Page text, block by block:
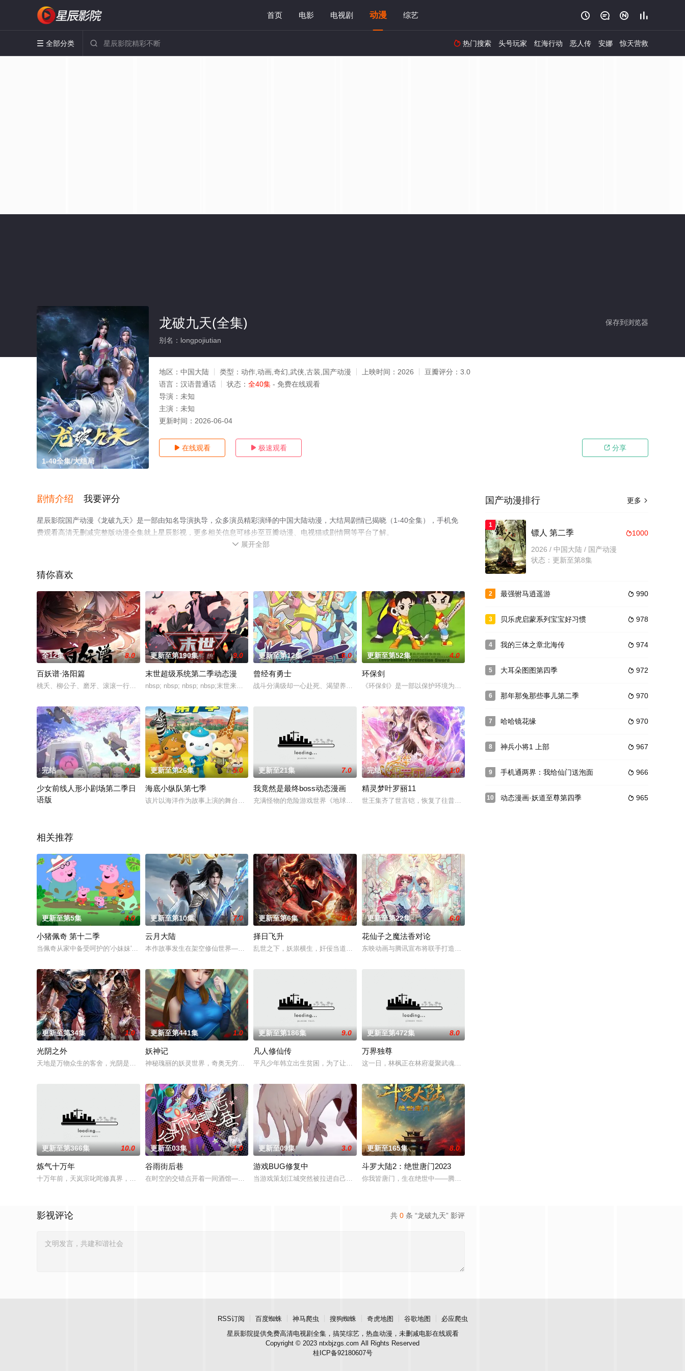
首页 电影 电视剧 动漫 综艺    
 全部分类   热门搜索 头号玩家 红海行动 恶人传 安娜 惊天营救
1-40全集/大结局
保存到浏览器
龙破九天(全集)
别名：longpojiutian
地区： 中国大陆 类型： 动作,动画,奇幻,武侠,古装,国产动漫 上映时间： 2026 豆瓣评分： 3.0
语言： 汉语普通话 状态： 全40集 - 免费在线观看
导演： 未知
主演： 未知
更新时间： 2026-06-04
 在线观看  极速观看  分享
剧情介绍 我要评分
星辰影院国产动漫《龙破九天》是一部由知名导演执导，众多演员精彩演绎的中国大陆动漫，大结局剧情已揭晓（1-40全集），手机免
费观看高清无删减完整版动漫全集就上星辰影视，更多相关信息可移步至豆瓣动漫、电视猫或剧情网等平台了解。
 展开全部
猜你喜欢
全12集 8.0
百妖谱·洛阳篇
桃夭、柳公子、磨牙、滚滚一行为了寻找失踪的百妖谱，开启了在洛阳城的探险。期间遇到了绛君、咸鼠、佛眼、玄狏
更新至第190集 9.0
末世超级系统第二季动态漫
nbsp; nbsp; nbsp; nbsp;末世来临，恐怖笼罩整个世界，地球成为丧尸和变异生物的狩猎场
更新至第12集 6.0
曾经有勇士
战斗分满级却一心赴死、渴望养老享乐的反差萌恶龙——魔界第一弑天王艾尔，因撞上城府满分的人类魔法师乐菲，阴
更新至第52集 4.0
环保剑
《环保剑》是一部以保护环境为主题，通过对未来世界的预想以及小主人公们的艰苦战斗，揭示破坏环境的可
完结 9.0
少女前线人形小剧场第二季日
语版
更新至第26集 5.0
海底小纵队第七季
该片以海洋作为故事上演的舞台，融合了动作、探险、海洋生物科学课程以及学龄前团队协作等内容。 动画讲述了八
更新至21集 7.0
我竟然是最终boss动态漫画
充满怪物的危险游戏世界《地球意志》与现实世界融合，魔物横行，人类生存在毁灭的边缘。善良单纯的青年夏夜以为
完结 1.0
精灵梦叶罗丽11
世王集齐了世言铠，恢复了往昔的强大力量，他企图违背自然规律，加速进化进程，让“毁灭之力”席卷世界。
相关推荐
更新至第5集 4.0
小猪佩奇 第十二季
当佩奇从家中备受呵护的'小妹妹'一跃成为肩负责任的'大姐姐'，而乔治从集万千宠爱于一身的'小弟弟'转变为
更新至第10集 7.0
云月大陆
本作故事发生在架空修仙世界——云月大陆。 大陆鼎盛时期由浣溪沙、赤霞峰、风吟山庄、无尘岛、轩辕门五大宗门
更新至第6集 8.0
择日飞升
乱世之下，妖祟横生，奸佞当道。又值幽界入侵，人、幽两界势力荼毒人间，捕蛇者许应因看不惯为幽界卖命的草头神
更新至第22集 6.0
花仙子之魔法香对论
东映动画与腾讯宣布将联手打造『花仙子』全新动画 新作将继承经典、结合潮流、呈现崭新的花仙子世界
更新至第34集 1.0
光阴之外
天地是万物众生的客舍，光阴是古往今来的过客。苍天残面张开诡异之眼，所视之处生灵涂炭，化为永恒的禁区。末世
更新至第441集 1.0
妖神记
神秘瑰丽的妖灵世界，奇奥无穷的时空妖灵之书，聂离追寻着世界真相。美丽温柔的叶紫芸、倔强高傲的肖凝儿，面对
更新至第186集 9.0
凡人修仙传
平凡少年韩立出生贫困，为了让家人过上更好的生活，自愿前去七玄门参加入门考核，最终被墨大夫收入门下。
更新至第472集 8.0
万界独尊
这一日，林枫正在林府凝聚武魂，不想，他才刚将剑武魂修炼成雏形，未婚妻姬漫夭就趁机夺走了他的武魂，
更新至第366集 10.0
炼气十万年
十万年前，天岚宗叱咤修真界，宗内弟子皆是天骄，所向披靡。唯独开山弟子徐阳一直是炼气期，为突破修为早日飞升
更新至03集 1.0
谷雨街后巷
在时空的交错点开着一间酒馆——谷雨街后巷。 无论城市的角落，还是繁星坠落的荒漠， 穿过现实的迷宫，欢迎光
更新至09集 3.0
游戏BUG修复中
当游戏策划江城突然被拉进自己精心打造的数字世界时，他原本以为能在这片熟悉的地方游刃有余。然而，令他震惊的
更新至165集 8.0
斗罗大陆2：绝世唐门2023
你我皆唐门，生在绝世中——腾讯视频《斗罗大陆绝世唐门》动画正式启动！
共 0 条 “龙破九天” 影评
影视评论
更多 
国产动漫排行
1
1000
镖人 第二季
2026 / 中国大陆 / 国产动漫
状态：更新至第8集
2  990
最强驸马逍遥游
3  978
贝乐虎启蒙系列宝宝好习惯
4  974
我的三体之章北海传
5  972
大耳朵图图第四季
6  970
那年那兔那些事儿第二季
7  970
哈哈镜花缘
8  967
神兵小将1 上部
9  966
手机通两界：我给仙门送泡面
10  965
动态漫画·妖道至尊第四季
RSS订阅 百度蜘蛛 神马爬虫 搜狗蜘蛛 奇虎地图 谷歌地图
必应爬虫
星辰影院提供免费高清电视剧全集，搞笑综艺，热血动漫，未删减电影在线观看
Copyright © 2023 ntxbjzgs.com All Rights Reserved
桂ICP备92180607号